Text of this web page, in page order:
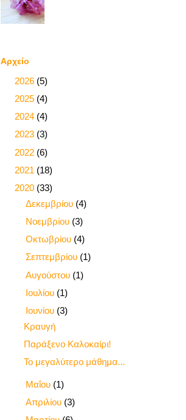
Αρχείο
2026 (5)
2025 (4)
2024 (4)
2023 (3)
2022 (6)
2021 (18)
2020 (33)
Δεκεμβρίου (4)
Νοεμβρίου (3)
Οκτωβρίου (4)
Σεπτεμβρίου (1)
Αυγούστου (1)
Ιουλίου (1)
Ιουνίου (3)
Κραυγή
Παράξενο Καλοκαίρι!
Το μεγαλύτερο μάθημα...
Μαΐου (1)
Απριλίου (3)